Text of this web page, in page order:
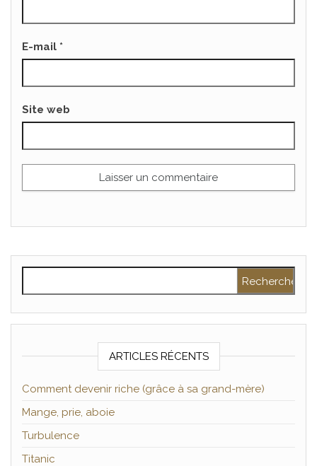
E-mail *
Site web
ARTICLES RÉCENTS
Comment devenir riche (grâce à sa grand-mère)
Mange, prie, aboie
Turbulence
Titanic